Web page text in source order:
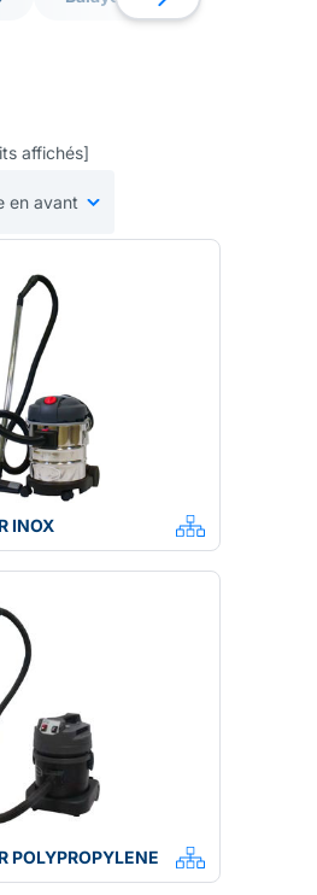
Balayeuses
affichés]
INOX
POLYPROPYLENE